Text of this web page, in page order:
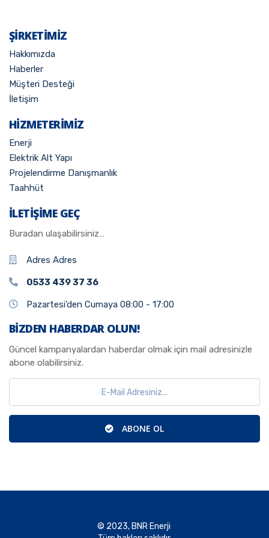
ŞİRKETİMİZ
Hakkımızda
Haberler
Müşteri Desteği
İletişim
HIZMETERIMIZ
Enerji
Elektrik Alt Yapı
Projelendirme Danışmanlık
Taahhüt
İLETİŞİME GEÇ
Buradan ulaşabilirsiniz…
Adres Adres
0533 439 37 36
Pazartesi'den Cumaya 08:00 - 17:00
BİZDEN HABERDAR OLUN!
Güncel kampanyalardan haberdar olmak için mail adresinizle
abone olabilirsiniz.
ABONE OL
© 2023, BNR Enerji